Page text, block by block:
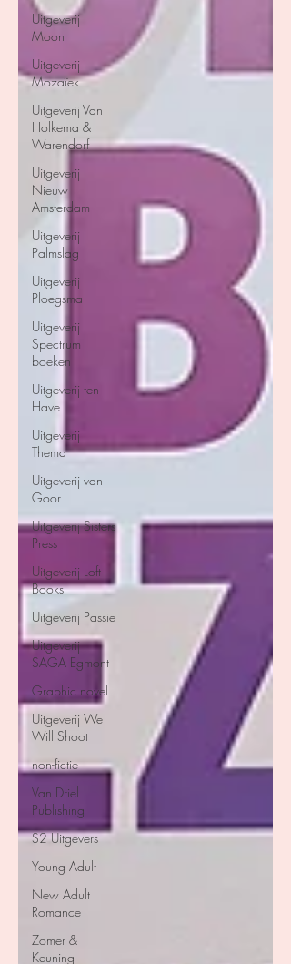
Uitgeverij
Moon
Uitgeverij
Mozaïek
Uitgeverij Van
Holkema &
Warendorf
Uitgeverij
Nieuw
Amsterdam
Uitgeverij
Palmslag
Uitgeverij
Ploegsma
Uitgeverij
Spectrum
boeken
Uitgeverij ten
Have
Uitgeverij
Thema
Uitgeverij van
Goor
Uitgeverij Sisters
Press
Uitgeverij Loft
Books
Uitgeverij Passie
Uitgeverij
SAGA Egmont
Graphic novel
Uitgeverij We
Will Shoot
non-fictie
Van Driel
Publishing
S2 Uitgevers
Young Adult
New Adult
Romance
Zomer &
Keuning